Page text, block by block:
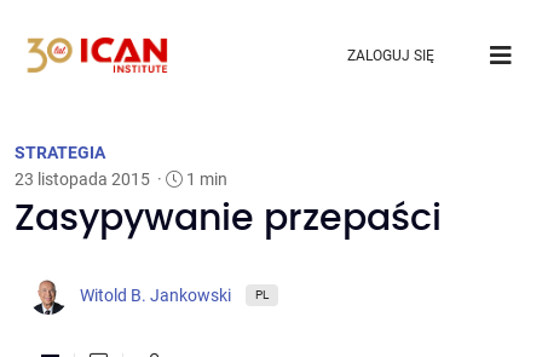
ZALOGUJ SIĘ
STRATEGIA
23 listopada 2015 · 1 min
Zasypywanie przepaści
Witold B. Jankowski PL